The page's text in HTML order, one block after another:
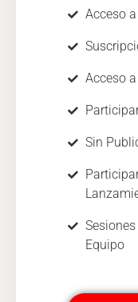
Acceso
Acceso
Sin
Equipo